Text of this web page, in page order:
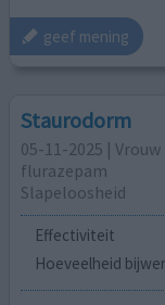
geef mening
Staurodorm
05-11-2025 | Vrouw
flurazepam
Slapeloosheid
Effectiviteit
Hoeveelheid